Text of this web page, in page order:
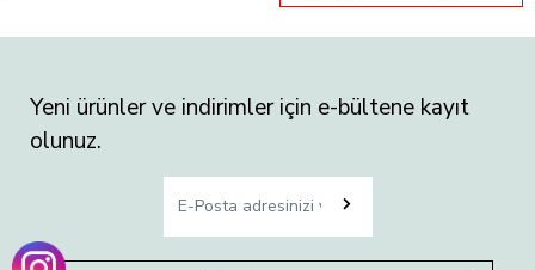
Yeni ürünler ve indirimler için e-bültene kayıt
olunuz.